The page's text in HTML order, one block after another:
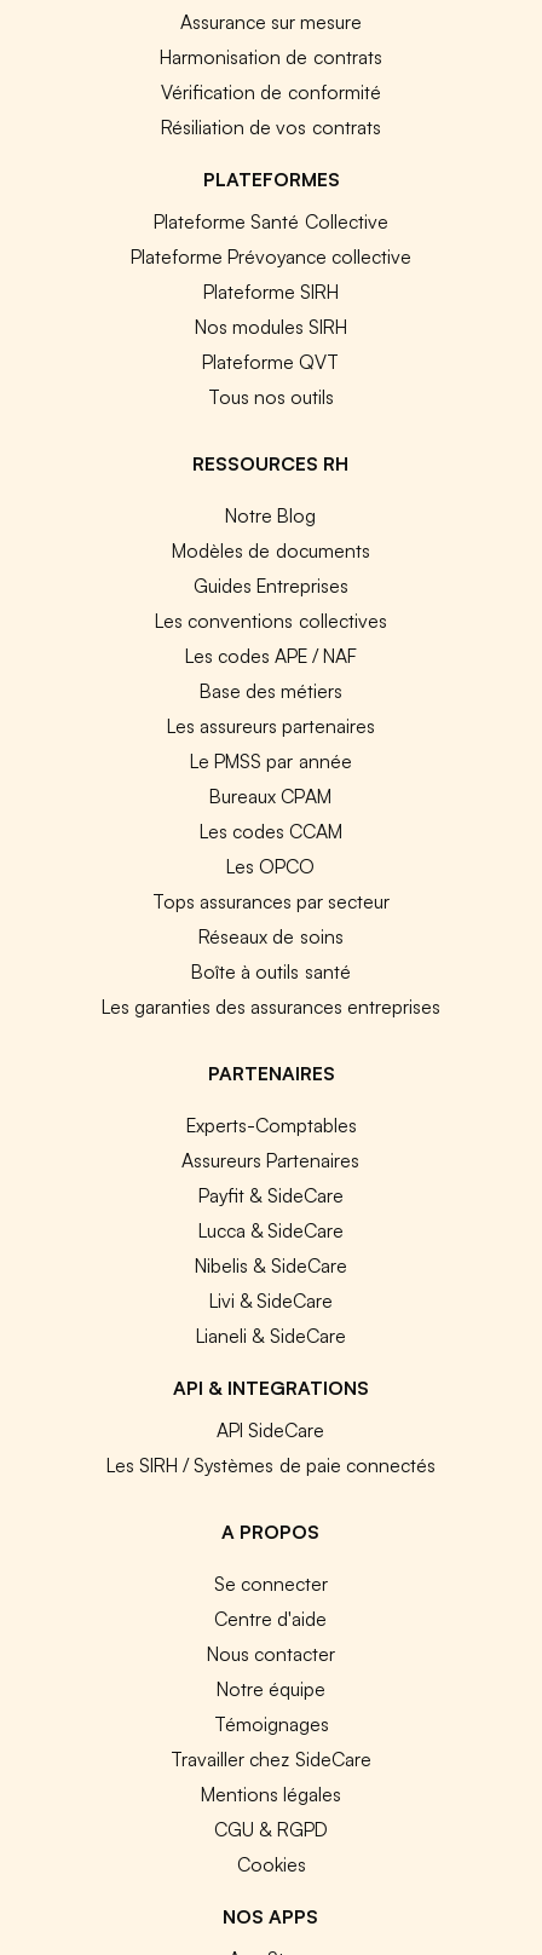
Assurance sur mesure
Harmonisation de contrats
Vérification de conformité
Résiliation de vos contrats
PLATEFORMES
Plateforme Santé Collective
Plateforme Prévoyance collective
Plateforme SIRH
Nos modules SIRH
Plateforme QVT
Tous nos outils
RESSOURCES RH
Notre Blog
Modèles de documents
Guides Entreprises
Les conventions collectives
Les codes APE / NAF
Base des métiers
Les assureurs partenaires
Le PMSS par année
Bureaux CPAM
Les codes CCAM
Les OPCO
Tops assurances par secteur
Réseaux de soins
Boîte à outils santé
Les garanties des assurances entreprises
PARTENAIRES
Experts-Comptables
Assureurs Partenaires
Payfit & SideCare
Lucca & SideCare
Nibelis & SideCare
Livi & SideCare
Lianeli & SideCare
API & INTEGRATIONS
API SideCare
Les SIRH / Systèmes de paie connectés
A PROPOS
Se connecter
Centre d'aide
Nous contacter
Notre équipe
Témoignages
Travailler chez SideCare
Mentions légales
CGU & RGPD
Cookies
NOS APPS